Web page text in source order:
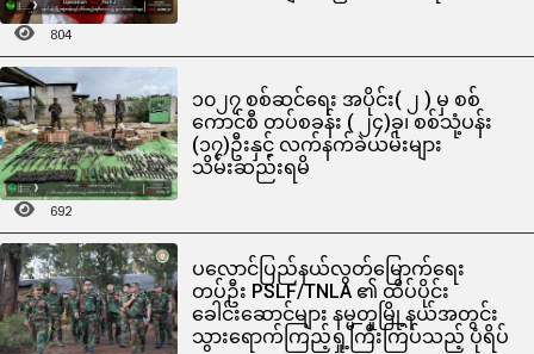
804
၁၀၂၇ စစ်ဆင်ရေး အပိုင်း( ၂ ) မှ စစ်
ကောင်စီ တပ်စခန်း ( ၂၄)ခု၊ စစ်သုံ့ပန်း
(၁၇)ဦးနှင့် လက်နက်ခဲယမ်းများ
သိမ်းဆည်းရမိ
692
ပလောင်ပြည်နယ်လွတ်မြောက်ရေး
တပ်ဦး PSLF/TNLA ၏ ထိပ်ပိုင်း
ခေါင်းဆောင်များ နမ္မတူမြို့နယ်အတွင်း
သွားရောက်ကြည့်ရှု့ကြီးကြပ်သည့် ပုံရိပ်